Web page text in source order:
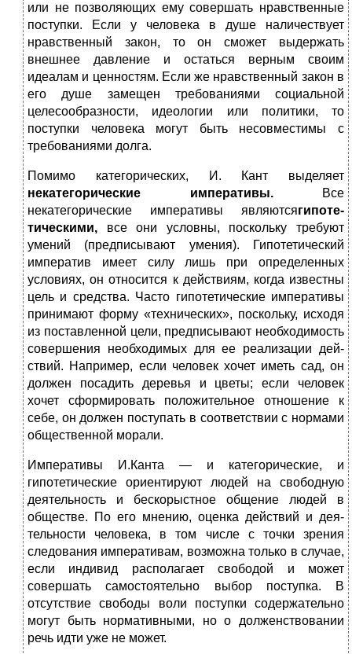
или не позволяющих ему совершать нравствен­ные
поступки. Если у человека в душе наличествует
нравственный закон, то он сможет выдержать
внешнее давление и остаться верным своим
идеалам и ценностям. Если же нравственный закон в
его душе замещен требованиями социальной
целесообразности, идеологии или политики, то
поступки человека могут быть несовместимы с
требованиями долга.
Помимо категорических, И. Кант выделяет
некатегорические императивы.
Все
некатегорические императивы являютсягипоте­
тическими, все они условны, поскольку требуют
умений (предпи­сывают умения). Гипотетический
императив имеет силу лишь при определенных
условиях, он относится к действиям, когда известны
цель и средства. Часто гипотетические императивы
принимают форму «технических», поскольку, исходя
из поставленной цели, предписыва­ют необходимость
совершения необходимых для ее реализации дей­
ствий. Например, если человек хочет иметь сад, он
должен посадить деревья и цветы; если человек
хочет сформировать положительное отношение к
себе, он должен поступать в соответствии с нормами
общественной морали.
Императивы И.Канта — и категорические, и
гипотетические ориентируют людей на свободную
деятельность и бескорыстное общение людей в
обществе. По его мнению, оценка действий и дея­
тельности человека, в том числе с точки зрения
следования импера­тивам, возможна только в случае,
если индивид располагает свободой и может
совершать самостоятельно выбор поступка. В
отсутствие свободы воли поступки содержательно
могут быть нормативными, но о долженствовании
речь идти уже не может.